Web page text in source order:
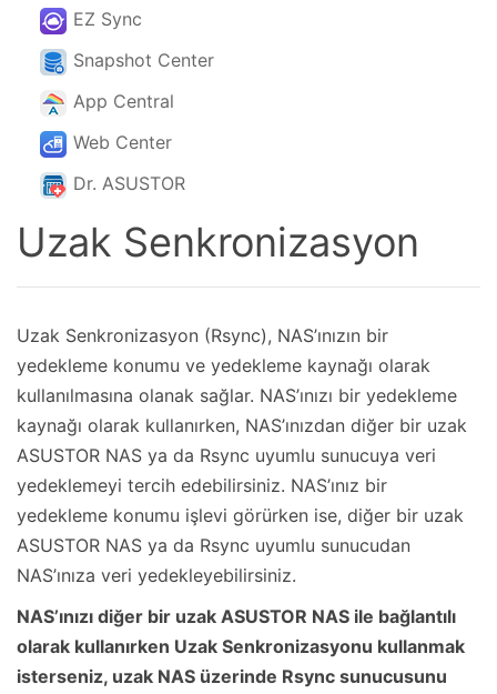
EZ Sync
Snapshot Center
App Central
Web Center
Dr. ASUSTOR
Uzak Senkronizasyon
Uzak Senkronizasyon (Rsync), NAS’ınızın bir
yedekleme konumu ve yedekleme kaynağı olarak
kullanılmasına olanak sağlar. NAS’ınızı bir yedekleme
kaynağı olarak kullanırken, NAS’ınızdan diğer bir uzak
ASUSTOR NAS ya da Rsync uyumlu sunucuya veri
yedeklemeyi tercih edebilirsiniz. NAS’ınız bir
yedekleme konumu işlevi görürken ise, diğer bir uzak
ASUSTOR NAS ya da Rsync uyumlu sunucudan
NAS’ınıza veri yedekleyebilirsiniz.
NAS’ınızı diğer bir uzak ASUSTOR NAS ile bağlantılı
olarak kullanırken Uzak Senkronizasyonu kullanmak
isterseniz, uzak NAS üzerinde Rsync sunucusunu